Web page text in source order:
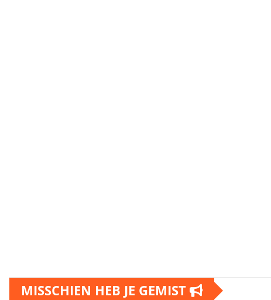
MISSCHIEN HEB JE GEMIST